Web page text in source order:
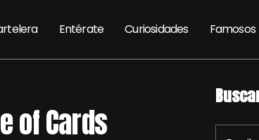
Entérate Curiosidades Famosos
of Cards